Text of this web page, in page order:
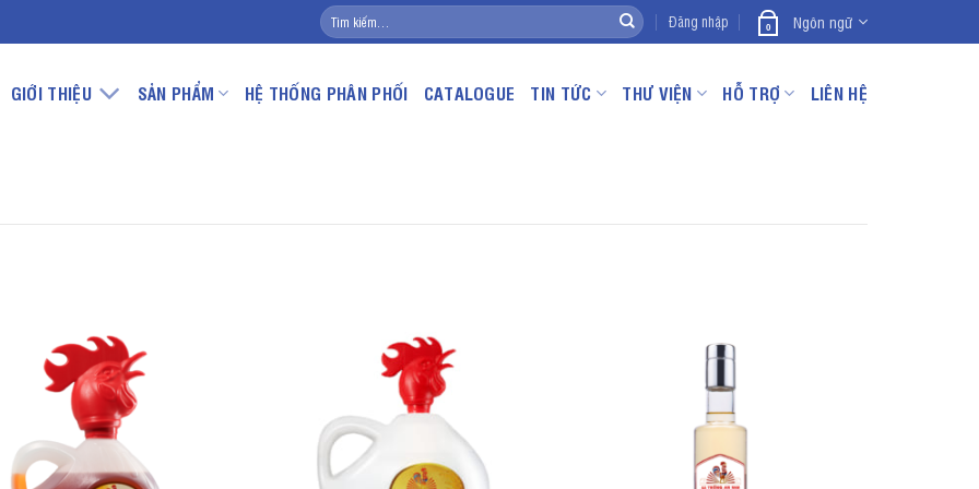
Tìm
kiếm:
Đăng nhập 0 Ngôn ngữ
GIỚI THIỆU SẢN PHẨM HỆ THỐNG PHÂN PHỐI CATALOGUE TIN TỨC THƯ VIỆN HỖ TRỢ LIÊN HỆ